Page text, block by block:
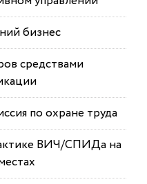
бизнес
средствами
по охране труда
ВИЧ/СПИДа на